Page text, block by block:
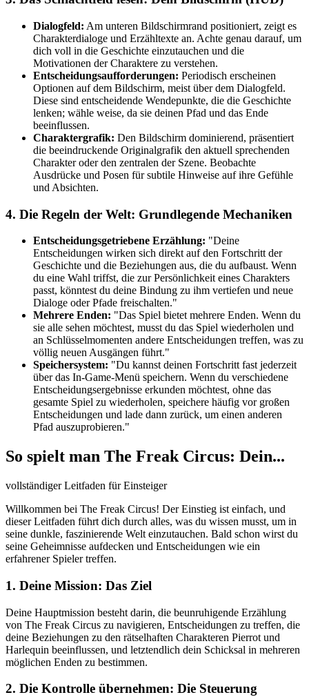
Dialogfeld: Am unteren Bildschirmrand positioniert, zeigt es
Charakterdialoge und Erzähltexte an. Achte genau darauf, um
dich voll in die Geschichte einzutauchen und die
Motivationen der Charaktere zu verstehen.
Entscheidungsaufforderungen: Periodisch erscheinen
Optionen auf dem Bildschirm, meist über dem Dialogfeld.
Diese sind entscheidende Wendepunkte, die die Geschichte
lenken; wähle weise, da sie deinen Pfad und das Ende
beeinflussen.
Charaktergrafik: Den Bildschirm dominierend, präsentiert
die beeindruckende Originalgrafik den aktuell sprechenden
Charakter oder den zentralen der Szene. Beobachte
Ausdrücke und Posen für subtile Hinweise auf ihre Gefühle
und Absichten.
4. Die Regeln der Welt: Grundlegende Mechaniken
Entscheidungsgetriebene Erzählung: "Deine
Entscheidungen wirken sich direkt auf den Fortschritt der
Geschichte und die Beziehungen aus, die du aufbaust. Wenn
du eine Wahl triffst, die zur Persönlichkeit eines Charakters
passt, könntest du deine Bindung zu ihm vertiefen und neue
Dialoge oder Pfade freischalten."
Mehrere Enden: "Das Spiel bietet mehrere Enden. Wenn du
sie alle sehen möchtest, musst du das Spiel wiederholen und
an Schlüsselmomenten andere Entscheidungen treffen, was zu
völlig neuen Ausgängen führt."
Speichersystem: "Du kannst deinen Fortschritt fast jederzeit
über das In-Game-Menü speichern. Wenn du verschiedene
Entscheidungsergebnisse erkunden möchtest, ohne das
gesamte Spiel zu wiederholen, speichere häufig vor großen
Entscheidungen und lade dann zurück, um einen anderen
Pfad auszuprobieren."
So spielt man The Freak Circus: Dein...
vollständiger Leitfaden für Einsteiger
Willkommen bei The Freak Circus! Der Einstieg ist einfach, und
dieser Leitfaden führt dich durch alles, was du wissen musst, um in
seine dunkle, faszinierende Welt einzutauchen. Bald schon wirst du
seine Geheimnisse aufdecken und Entscheidungen wie ein
erfahrener Spieler treffen.
1. Deine Mission: Das Ziel
Deine Hauptmission besteht darin, die beunruhigende Erzählung
von The Freak Circus zu navigieren, Entscheidungen zu treffen, die
deine Beziehungen zu den rätselhaften Charakteren Pierrot und
Harlequin beeinflussen, und letztendlich dein Schicksal in mehreren
möglichen Enden zu bestimmen.
2. Die Kontrolle übernehmen: Die Steuerung